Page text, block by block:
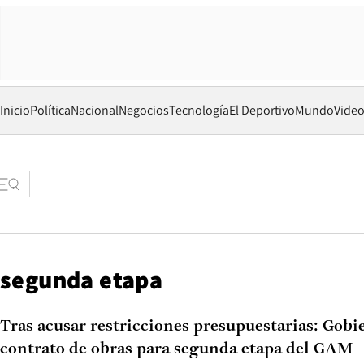
InicioPolíticaNacionalNegociosTecnologíaEl DeportivoMundo
segunda etapa
Tras acusar restricciones presupuestarias:
contrato de obras para segunda etapa del GAM